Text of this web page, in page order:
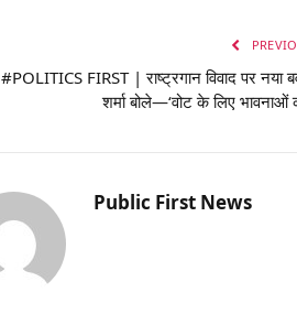
#POLITICS FIRST | राष्ट्रगान विवाद पर नया
शर्मा बोले—‘वोट के लिए
Public First News